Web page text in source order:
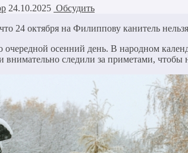
24.10.2025 Обсудить
24 октября на Филиппову канитель
очередной осенний день. В народном
следили за приметами, чтобы